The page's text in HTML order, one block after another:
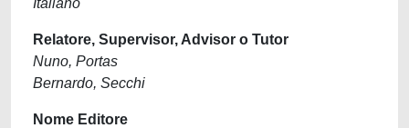
Italiano
Relatore, Supervisor, Advisor o Tutor
Nuno, Portas
Bernardo, Secchi
Nome Editore